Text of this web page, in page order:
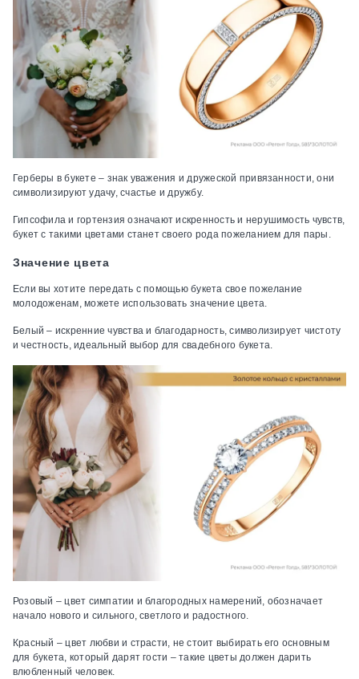
Герберы в букете – знак уважения и дружеской привязанности, они
символизируют удачу, счастье и дружбу.
Гипсофила и гортензия означают искренность и нерушимость чувств,
букет с такими цветами станет своего рода пожеланием для пары.
Значение цвета
Если вы хотите передать с помощью букета свое пожелание
молодоженам, можете использовать значение цвета.
Белый – искренние чувства и благодарность, символизирует чистоту
и честность, идеальный выбор для свадебного букета.
Розовый – цвет симпатии и благородных намерений, обозначает
начало нового и сильного, светлого и радостного.
Красный – цвет любви и страсти, не стоит выбирать его основным
для букета, который дарят гости – такие цветы должен дарить
влюбленный человек.